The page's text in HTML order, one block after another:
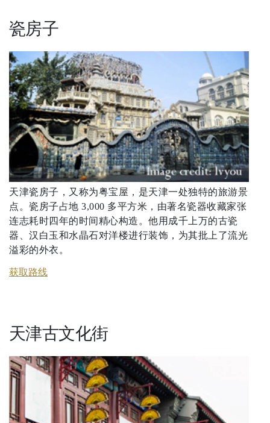
瓷房子
天津瓷房子，又称为粤宝屋，是天津一处独特的旅游景
点。瓷房子占地 3,000 多平方米，由著名瓷器收藏家张
连志耗时四年的时间精心构造。他用成千上万的古瓷
器、汉白玉和水晶石对洋楼进行装饰，为其批上了流光
溢彩的外衣。
获取路线
天津古文化街